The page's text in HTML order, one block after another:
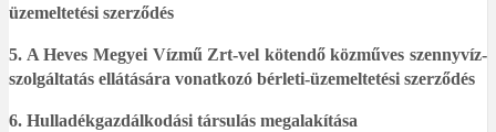
üzemeltetési szerződés
5. A Heves Megyei Vízmű Zrt-vel kötendő közműves szennyvíz-
szolgáltatás ellátására vonatkozó bérleti-üzemeltetési szerződés
6. Hulladékgazdálkodási társulás megalakítása